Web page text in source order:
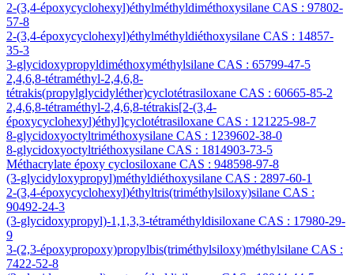
2-(3,4-époxycyclohexyl)éthylméthyldiméthoxysilane CAS : 97802-
57-8
2-(3,4-époxycyclohexyl)éthylméthyldiéthoxysilane CAS : 14857-
35-3
3-glycidoxypropyldiméthoxyméthylsilane CAS : 65799-47-5
2,4,6,8-tétraméthyl-2,4,6,8-
tétrakis(propylglycidyléther)cyclotétrasiloxane CAS : 60665-85-2
2,4,6,8-tétraméthyl-2,4,6,8-tétrakis[2-(3,4-
époxycyclohexyl)éthyl]cyclotétrasiloxane CAS : 121225-98-7
8-glycidoxyoctyltriméthoxysilane CAS : 1239602-38-0
8-glycidoxyoctyltriéthoxysilane CAS : 1814903-73-5
Méthacrylate époxy cyclosiloxane CAS : 948598-97-8
(3-glycidyloxypropyl)méthyldiéthoxysilane CAS : 2897-60-1
2-(3,4-époxycyclohexyl)éthyltris(triméthylsiloxy)silane CAS :
90492-24-3
(3-glycidoxypropyl)-1,1,3,3-tétraméthyldisiloxane CAS : 17980-29-
9
3-(2,3-époxypropoxy)propylbis(triméthylsiloxy)méthylsilane CAS :
7422-52-8